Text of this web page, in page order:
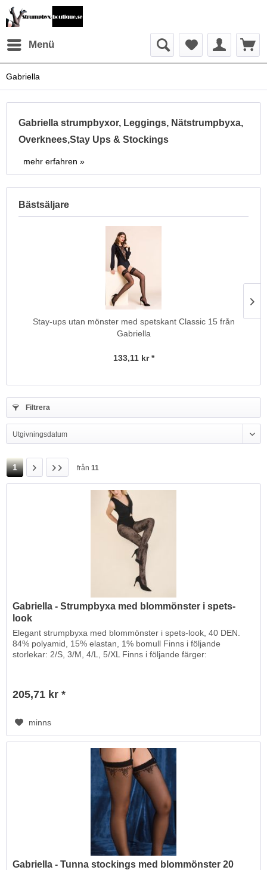
Menü
Gabriella
Gabriella strumpbyxor, Leggings, Nätstrumpbyxa,
Overknees,Stay Ups & Stockings
mehr erfahren »
Bästsäljare
Stay-ups utan mönster med spetskant Classic 15 från
Gabriella
133,11 kr *
Filtrera
1 från 11
Gabriella - Strumpbyxa med blommönster i spets-
look
Elegant strumpbyxa med blommönster i spets-look, 40 DEN.
84% polyamid, 15% elastan, 1% bomull Finns i följande
storlekar: 2/S, 3/M, 4/L, 5/XL Finns i följande färger:
205,71 kr *
minns
Gabriella - Tunna stockings med blommönster 20